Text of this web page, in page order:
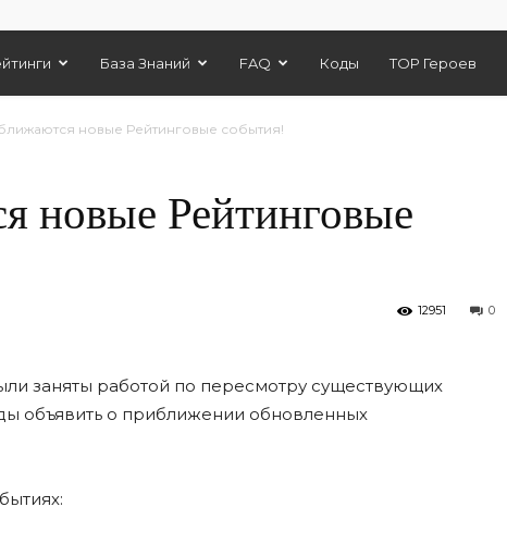
База Знаний FAQ Коды TOP Героев
новые Рейтинговые события!
новые Рейтинговые
0
12951
заняты работой по пересмотру существующих
объявить о приближении обновленных